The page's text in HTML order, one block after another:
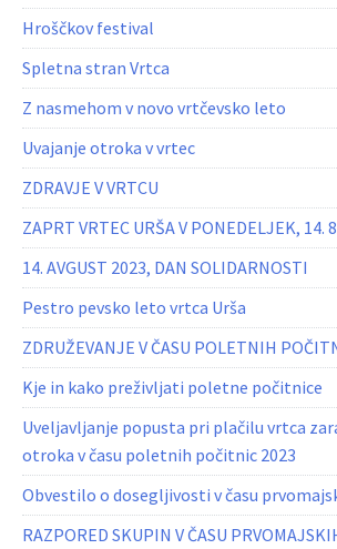
Hroščkov festival
Spletna stran Vrtca
Z nasmehom v novo vrtčevsko leto
Uvajanje otroka v vrtec
ZDRAVJE V VRTCU
ZAPRT VRTEC URŠA V PONEDELJEK, 14.
14. AVGUST 2023, DAN SOLIDARNOSTI
Pestro pevsko leto vrtca Urša
ZDRUŽEVANJE V ČASU POLETNIH
Kje in kako preživljati poletne počitnice
Uveljavljanje popusta pri plačilu vrtca
otroka v času poletnih počitnic 2023
Obvestilo o dosegljivosti v času
RAZPORED SKUPIN V ČASU